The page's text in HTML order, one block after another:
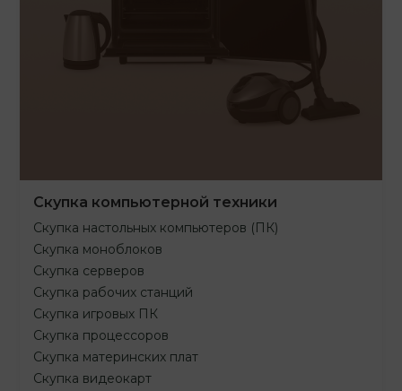
Скупка компьютерной техники
Скупка настольных компьютеров (ПК)
Скупка моноблоков
Скупка серверов
Скупка рабочих станций
Скупка игровых ПК
Скупка процессоров
Скупка материнских плат
Скупка видеокарт